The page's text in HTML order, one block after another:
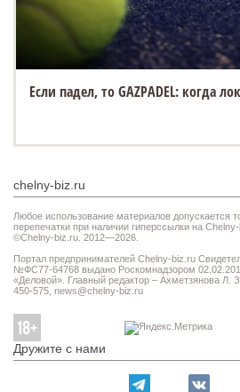
Если падел, то GAZPADEL: когда
chelny-biz.ru
Любое использование материалов допускается
перепечатки при наличии гиперссылки на
©Chelny-biz.ru. 2012—2026.
Портал предпринимателей Chelny-biz.ru
№ФС77-64768 выдано Роскомнадзором
«Деловой». Главный редактор – Ахметзянова Л.
450-575, news@chelny-biz.ru
Дружите с нами